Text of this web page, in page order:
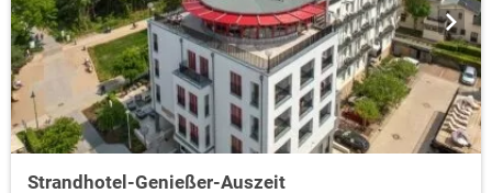
Strandhotel-Genießer-Auszeit